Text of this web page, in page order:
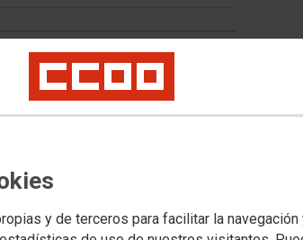
y de terceros para facilitar la navegación